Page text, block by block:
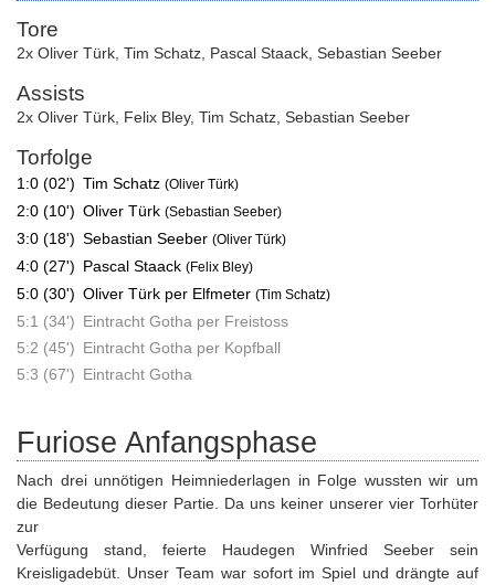
Tore
2x Oliver Türk Tim Schatz Pascal Staack Sebastian Seeber
Assists
2x Oliver Türk Felix Bley, Tim Schatz Sebastian Seeber
Torfolge
1:0 (02') Tim Schatz (Oliver Türk)
2:0 (10') Oliver Türk (Sebastian Seeber)
3:0 (18') Sebastian Seeber (Oliver Türk)
4:0 (27') Pascal Staack (Felix Bley)
5:0 (30') Oliver Türk per Elfmeter (Tim Schatz)
5:1 (34') Eintracht Gotha per Freistoss
5:2 (45') Eintracht Gotha per Kopfball
5:3 (67') Eintracht Gotha
Furiose Anfangsphase
Nach drei unnötigen Heimniederlagen in Folge wussten wir um
die Bedeutung dieser Partie. Da uns keiner unserer vier Torhüter
zur
Verfügung stand, feierte Haudegen Winfried Seeber sein
Kreisligadebüt. Unser Team war sofort im Spiel und drängte auf